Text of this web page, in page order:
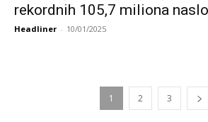
rekordnih 105,7 miliona
Headliner - 10/01/2025
1 2 3